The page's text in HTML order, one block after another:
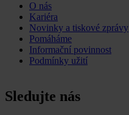
O nás
Kariéra
Novinky a tiskové zprávy
Pomáháme
Informační povinnost
Podmínky užití
Sledujte nás